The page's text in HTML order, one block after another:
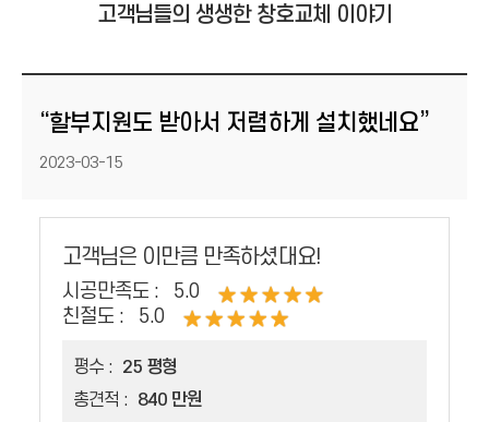
고객님들의 생생한 창호교체 이야기
“할부지원도 받아서 저렴하게 설치했네요”
등록일
2023-03-15
고객님은 이만큼 만족하셨대요!
시공만족도 :
5.0
친절도 :
5.0
평수 :
25 평형
총견적 :
840 만원